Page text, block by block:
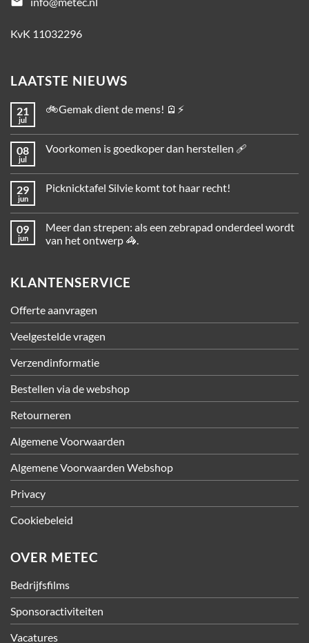
KvK 11032296
LAATSTE NIEUWS
21
jul
🚲Gemak dient de mens! 🪫⚡
08
jul
Voorkomen is goedkoper dan herstellen 🩹
29
jun
Picknicktafel Silvie komt tot haar recht!
09
jun
Meer dan strepen: als een zebrapad onderdeel wordt
van het ontwerp 🦓.
KLANTENSERVICE
Offerte aanvragen
Veelgestelde vragen
Verzendinformatie
Bestellen via de webshop
Retourneren
Algemene Voorwaarden
Algemene Voorwaarden Webshop
Privacy
Cookiebeleid
OVER METEC
Bedrijfsfilms
Sponsoractiviteiten
Vacatures